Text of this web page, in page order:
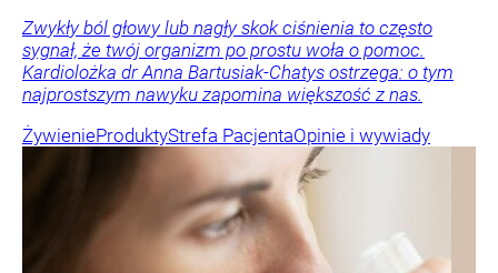
Zwykły ból głowy lub nagły skok ciśnienia to często
sygnał, że twój organizm po prostu woła o pomoc.
Kardiolożka dr Anna Bartusiak-Chatys ostrzega: o tym
najprostszym nawyku zapomina większość z nas.
ŻywienieProduktyStrefa PacjentaOpinie i wywiady